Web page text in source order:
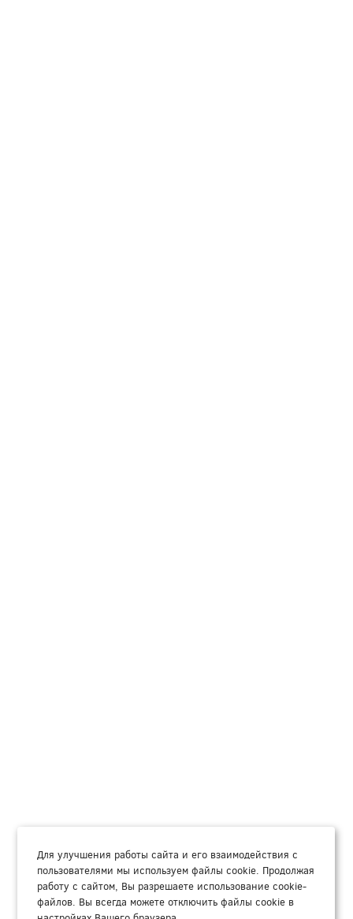
Для улучшения работы сайта и его взаимодействия с
пользователями мы используем файлы cookie. Продолжая
работу с сайтом, Вы разрешаете использование cookie-
файлов. Вы всегда можете отключить файлы cookie в